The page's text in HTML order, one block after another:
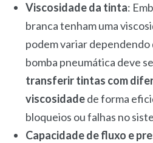
Viscosidade da tinta:
branca tenham uma
podem variar dependendo
bomba pneumática deve
transferir tintas com
viscosidadede forma
bloqueios ou falhas no
Capacidade de fluxo e